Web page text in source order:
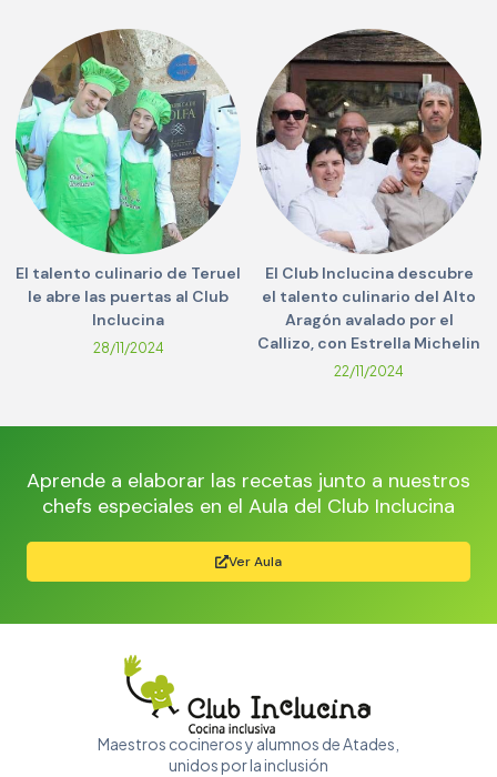
El talento culinario de Teruel
le abre las puertas al Club
Inclucina
28/11/2024
El Club Inclucina descubre
el talento culinario del Alto
Aragón avalado por el
Callizo, con Estrella Michelin
22/11/2024
Aprende a elaborar las recetas junto a nuestros
chefs especiales en el Aula del Club Inclucina
Ver Aula
Maestros cocineros y alumnos de Atades,
unidos por la inclusión